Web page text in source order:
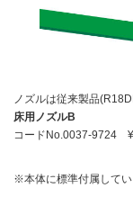
ノズルは従来製品
床用ノズルB
コードNo.0037-9724 ¥
本体に標準付属して